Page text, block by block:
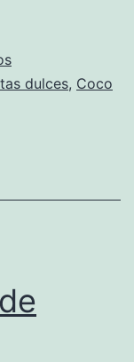
dulces, Coco